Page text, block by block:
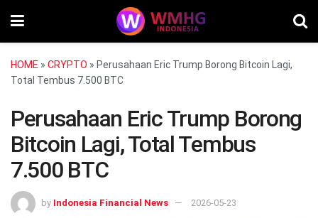
HOME » CRYPTO » Perusahaan Eric Trump Borong Bitcoin Lagi,
Total Tembus 7.500 BTC
Perusahaan Eric Trump Borong
Bitcoin Lagi, Total Tembus
7.500 BTC
by Indonesia Financial News 2026-05-23